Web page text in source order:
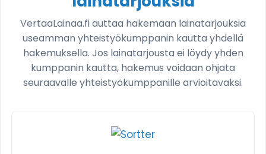
VertaaLainaa.fi auttaa hakemaan lainatarjouksia
useamman yhteistyökumppanin kautta yhdellä
hakemuksella. Jos lainatarjousta ei löydy yhden
kumppanin kautta, hakemus voidaan ohjata
seuraavalle yhteistyökumppanille arvioitavaksi.